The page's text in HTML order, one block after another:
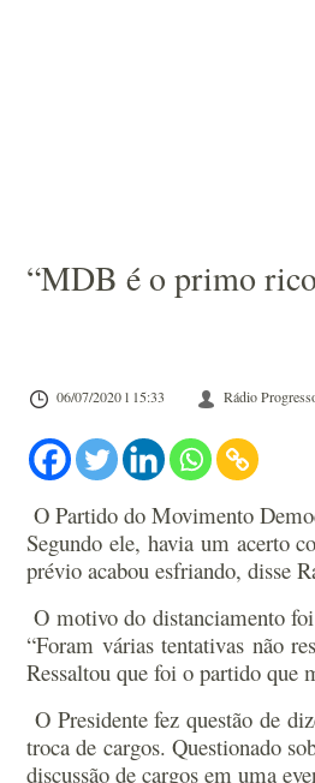
“MDB é o primo
06/07/2020 l 15:33 Rádio
O Partido do Movimento
Segundo ele, havia um acerto
prévio acabou esfriando, disse
O motivo do distanciamento
“Foram várias tentativas não
Ressaltou que foi o partido que
O Presidente fez questão de
troca de cargos. Questionado
discussão de cargos em uma